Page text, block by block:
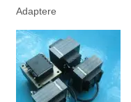
Adaptere